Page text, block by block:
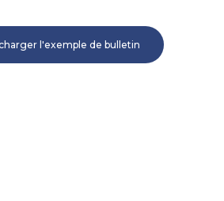
l'exemple de bulletin